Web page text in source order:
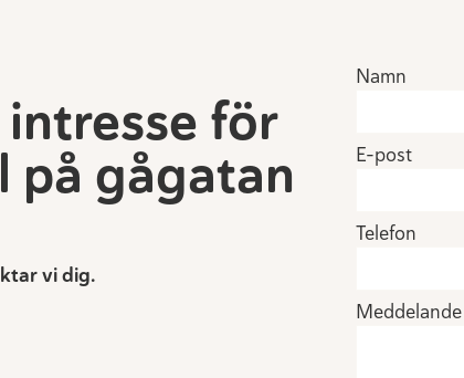
för
på gågatan
vi dig.
Namn
E-post
Telefon
Meddelande